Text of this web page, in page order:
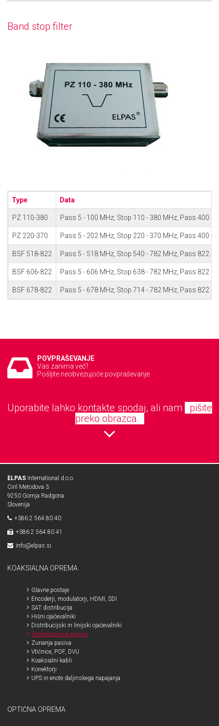
Band stop filter
Type Data
PZ 110-380 Pass 5 - 100 MHz, Stop 110 - 380 MHz, Pass 400 -
PZ 220-370 Pass 5 - 202 MHz, Stop 220 - 370 MHz, Pass 400 -
BSF 518-822 Pass 5 - 518 MHz, Stop 540 - 782 MHz, Pass 822 -
BSF 606-822 Pass 5 - 606 MHz, Stop 638 - 782 MHz, Pass 822 -
BSF 678-822 Pass 5 - 678 MHz, Stop 714 - 782 MHz, Pass 822 -
POVPRAŠEVANJE
Vas zanima več?
Pošljite neobvezujoče povpraševanje.
Uporabite lahko kontakte spodaj, ali nam
pišite
preko obrazca.
ELPAS International d.o.o.
Ciril Metodova 3
9250 Gornja Radgona
Slovenija
+386 2 564 80 40
+386 2 564 80 41
info@elpas.si
KOAKSIALNA OPREMA
Glavne postaje
Encoderji, modulatorji, HDMI, SDI
SAT distribucija
Hišni ojačevalniki
Distribucijski in linijski ojačevalniki
Širokopasovna pasiva
Zunanja pasiva
Vtičnice, POF, DVU
Koaksialni kabli
Konektorji
UPS in enote daljinskega napajanja
OPTIČNA OPREMA